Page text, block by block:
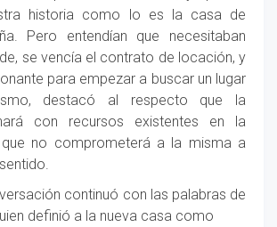
historia como lo es la casa de
Pero entendían que necesitaban
se vencía el contrato de locación, y
para empezar a buscar un lugar
destacó al respecto que la
con recursos existentes en la
no comprometerá a la misma a
continuó con las palabras de
definió a la nueva casa como